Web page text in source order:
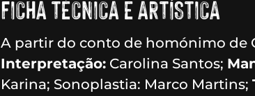
FICHA TÉCNICA E ARTÍSTICA
A partir do conto de homónimo de
Interpretação: Carolina Santos;
Karina; Sonoplastia: Marco Martins;